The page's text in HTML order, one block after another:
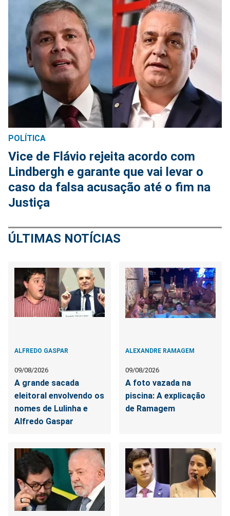
POLÍTICA
Vice de Flávio rejeita acordo com
Lindbergh e garante que vai levar o
caso da falsa acusação até o fim na
Justiça
ÚLTIMAS NOTÍCIAS
ALFREDO GASPAR
09/08/2026
A grande sacada
eleitoral envolvendo os
nomes de Lulinha e
Alfredo Gaspar
ALEXANDRE RAMAGEM
09/08/2026
A foto vazada na
piscina: A explicação
de Ramagem